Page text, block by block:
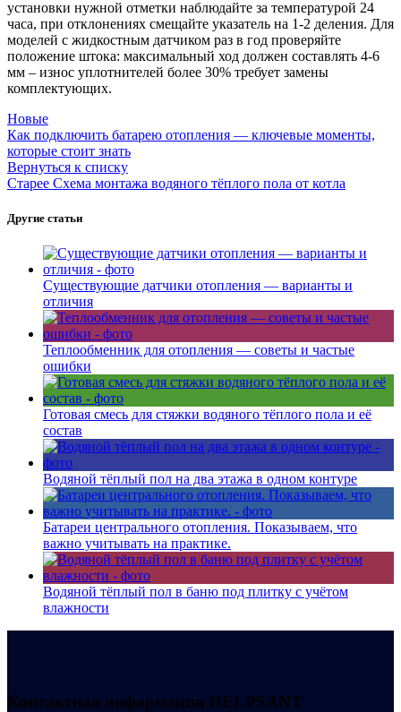
установки нужной отметки наблюдайте за температурой 24
часа, при отклонениях смещайте указатель на 1-2 деления. Для
моделей с жидкостным датчиком раз в год проверяйте
положение штока: максимальный ход должен составлять 4-6
мм – износ уплотнителей более 30% требует замены
комплектующих.
Новые
Как подключить батарею отопления — ключевые моменты,
которые стоит знать
Вернуться к списку
Старее Схема монтажа водяного тёплого пола от котла
Другие статьи
Существующие датчики отопления — варианты и
отличия
Теплообменник для отопления — советы и частые
ошибки
Готовая смесь для стяжки водяного тёплого пола и её
состав
Водяной тёплый пол на два этажа в одном контуре
Батареи центрального отопления. Показываем, что
важно учитывать на практике.
Водяной тёплый пол в баню под плитку с учётом
влажности
Контактная информация HELPSANT